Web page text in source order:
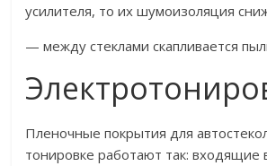
усилителя, то их шумоизоляция
— между стеклами скапливается
Пленочные покрытия для
тонировке работают так: входящие